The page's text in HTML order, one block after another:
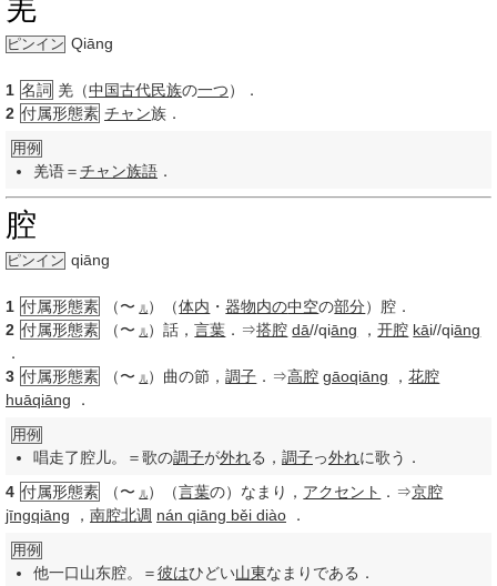
羌
ピンイン Qiāng
1 名詞 羌（中国古代民族の一つ）．
2 付属形態素 チャン族．
用例
羌语＝チャン族語 ．
腔
ピンイン qiāng
1 付属形態素 （〜 儿 ）（体内 ・器物内の中空の部分）腔．
2 付属形態素 （〜 儿 ）話，言葉 ．⇒搭腔 dā//qiāng ，开腔 kāi//qiāng
．
3 付属形態素 （〜 儿 ）曲の節，調子 ．⇒高腔 gāoqiāng ，花腔
huāqiāng ．
用例
唱走了腔儿。＝歌の調子が外れる， 調子っ外れに歌う．
4 付属形態素 （〜 儿 ）（言葉の）なまり， アクセント ．⇒京腔
jīngqiāng ， 南腔北调 nán qiāng běi diào ．
用例
他一口山东腔。＝彼はひどい山東なまりである．